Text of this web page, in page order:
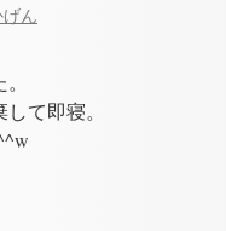
ん
て即寝。